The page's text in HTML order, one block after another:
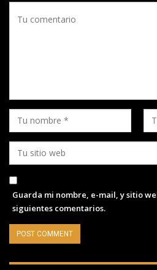
Guarda mi nombre, e-mail, y sitio
siguientes comentarios.